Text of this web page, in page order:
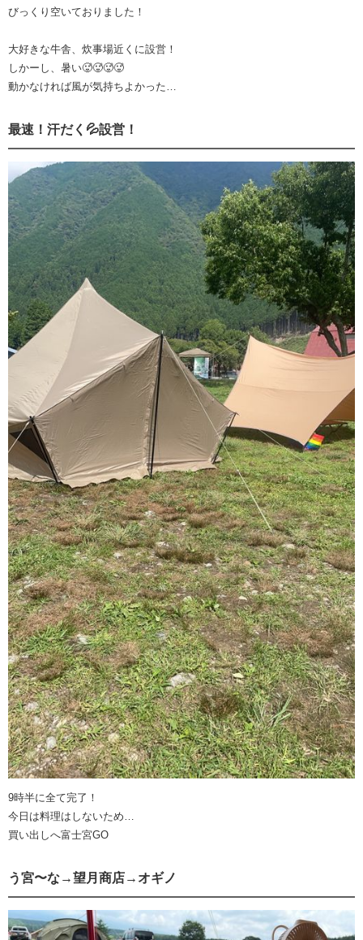
びっくり空いておりました！
大好きな牛舎、炊事場近くに設営！
しかーし、暑い🥵🥵🥵🥵
動かなければ風が気持ちよかった…
最速！汗だく💦設営！
9時半に全て完了！
今日は料理はしないため…
買い出しへ富士宮GO
う宮〜な→望月商店→オギノ